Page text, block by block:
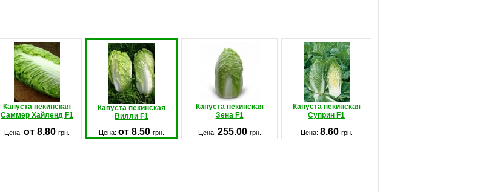
Капуста пекинская
Саммер Хайленд F1
Капуста пекинская
Вилли F1
Капуста пекинская
Зена F1
Капуста пекинская
Суприн F1
Цена: от 8.80 грн. Цена: от 8.50 грн. Цена: 255.00 грн. Цена: 8.60 грн.